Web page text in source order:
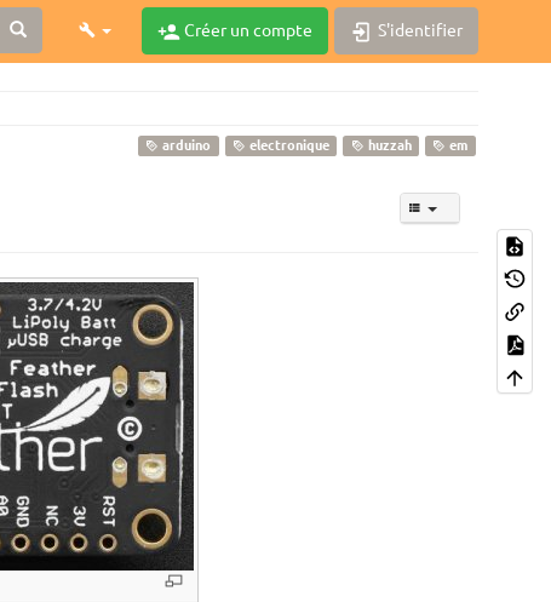
Créer un compte S'identifier
arduino electronique huzzah em